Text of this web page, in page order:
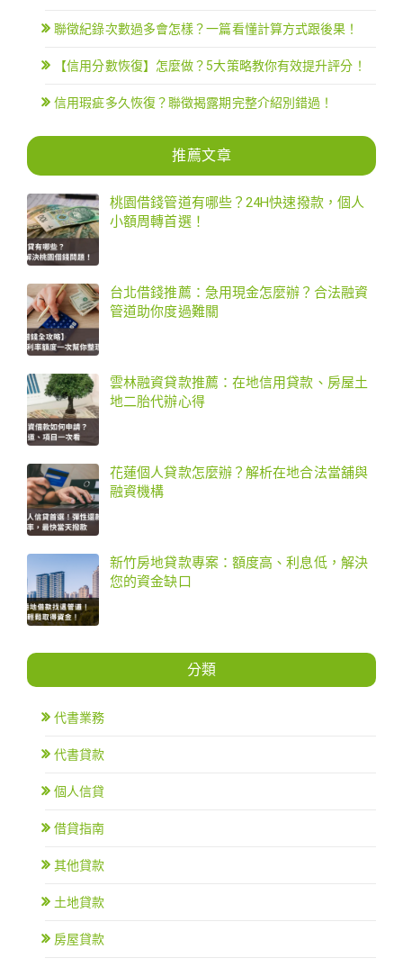
聯徵紀錄次數過多會怎樣？一篇看懂計算方式跟後果！
【信用分數恢復】怎麼做？5大策略教你有效提升評分！
信用瑕疵多久恢復？聯徵揭露期完整介紹別錯過！
推薦文章
桃園借錢管道有哪些？24H快速撥款，個人
小額周轉首選！
台北借錢推薦：急用現金怎麼辦？合法融資
管道助你度過難關
雲林融資貸款推薦：在地信用貸款、房屋土
地二胎代辦心得
花蓮個人貸款怎麼辦？解析在地合法當舖與
融資機構
新竹房地貸款專案：額度高、利息低，解決
您的資金缺口
分類
代書業務
代書貸款
個人信貸
借貸指南
其他貸款
土地貸款
房屋貸款